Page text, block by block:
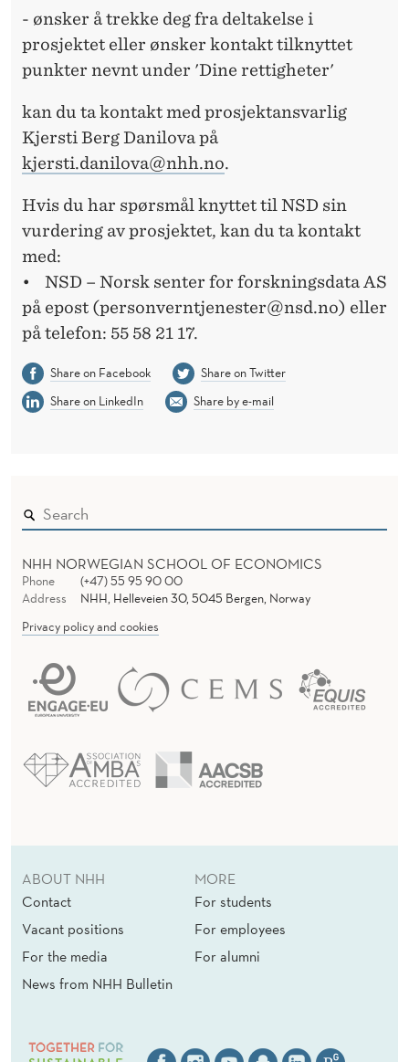
- ønsker å trekke deg fra deltakelse i
prosjektet eller ønsker kontakt tilknyttet
punkter nevnt under 'Dine rettigheter'
kan du ta kontakt med prosjektansvarlig
Kjersti Berg Danilova på
kjersti.danilova@nhh.no.
Hvis du har spørsmål knyttet til NSD sin
vurdering av prosjektet, kan du ta kontakt
med:
• NSD – Norsk senter for forskningsdata AS
på epost (personverntjenester@nsd.no) eller
på telefon: 55 58 21 17.
Share on Facebook
Share on Twitter
Share on LinkedIn
Share by e-mail
NHH NORWEGIAN SCHOOL OF ECONOMICS
Phone
(+47) 55 95 90 00
Address
NHH, Helleveien 30, 5045 Bergen, Norway
Privacy policy and cookies
ABOUT NHH
Contact
Vacant positions
For the media
News from NHH Bulletin
MORE
For students
For employees
For alumni